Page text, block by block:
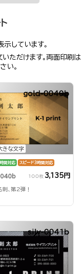
しています。
ただけます。両面印刷は
い。
きな文字
gold-0040b
間対応 スピード3時間対応
100枚 3,135円
、第2弾！
silv-0041b